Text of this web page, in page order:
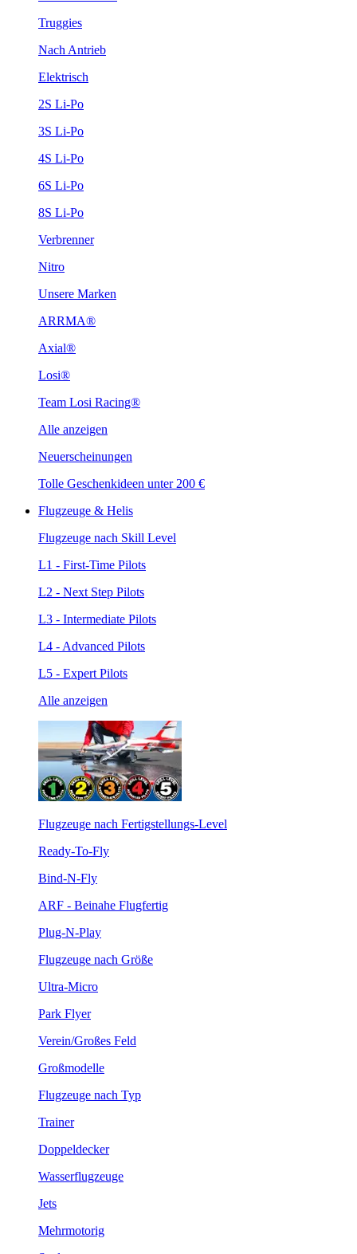
Truggies
Nach Antrieb
Elektrisch
2S Li-Po
3S Li-Po
4S Li-Po
6S Li-Po
8S Li-Po
Verbrenner
Nitro
Unsere Marken
ARRMA®
Axial®
Losi®
Team Losi Racing®
Alle anzeigen
Neuerscheinungen
Tolle Geschenkideen unter 200 €
Flugzeuge & Helis
Flugzeuge nach Skill Level
L1 - First-Time Pilots
L2 - Next Step Pilots
L3 - Intermediate Pilots
L4 - Advanced Pilots
L5 - Expert Pilots
Alle anzeigen
Flugzeuge nach Fertigstellungs-Level
Ready-To-Fly
Bind-N-Fly
ARF - Beinahe Flugfertig
Plug-N-Play
Flugzeuge nach Größe
Ultra-Micro
Park Flyer
Verein/Großes Feld
Großmodelle
Flugzeuge nach Typ
Trainer
Doppeldecker
Wasserflugzeuge
Jets
Mehrmotorig